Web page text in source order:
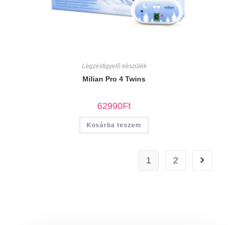
Légzésfigyelő készülék
Milian Pro 4 Twins
62990Ft
Kosárba teszem
1 2